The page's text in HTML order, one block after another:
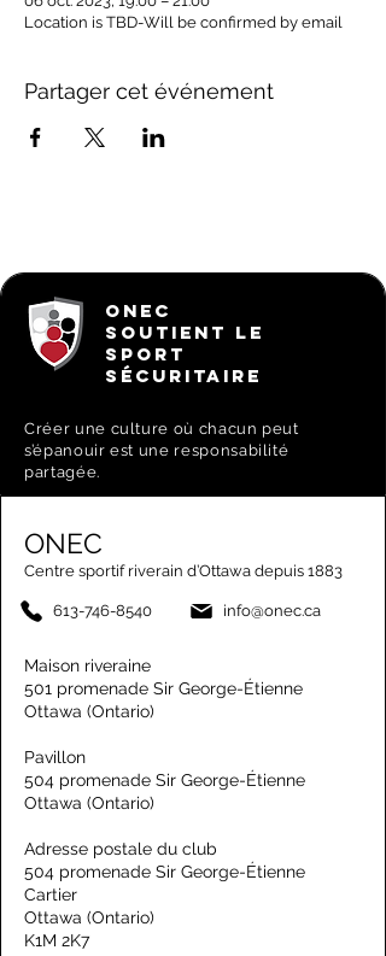
Location is TBD-Will be confirmed by email
Partager cet événement
ONEC
SOUTIENT LE
SPORT
SÉCURITAIRE
Créer une culture où chacun peut
s’épanouir est une responsabilité
partagée.
ONEC
Centre sportif riverain d’Ottawa depuis 1883
613-746-8540 info@onec.ca
Maison riveraine
501 promenade Sir George-Étienne
Ottawa (Ontario)
Pavillon
504 promenade Sir George-Étienne
Ottawa (Ontario)
Adresse postale du club
504 promenade Sir George-Étienne
Cartier
Ottawa (Ontario)
K1M 2K7